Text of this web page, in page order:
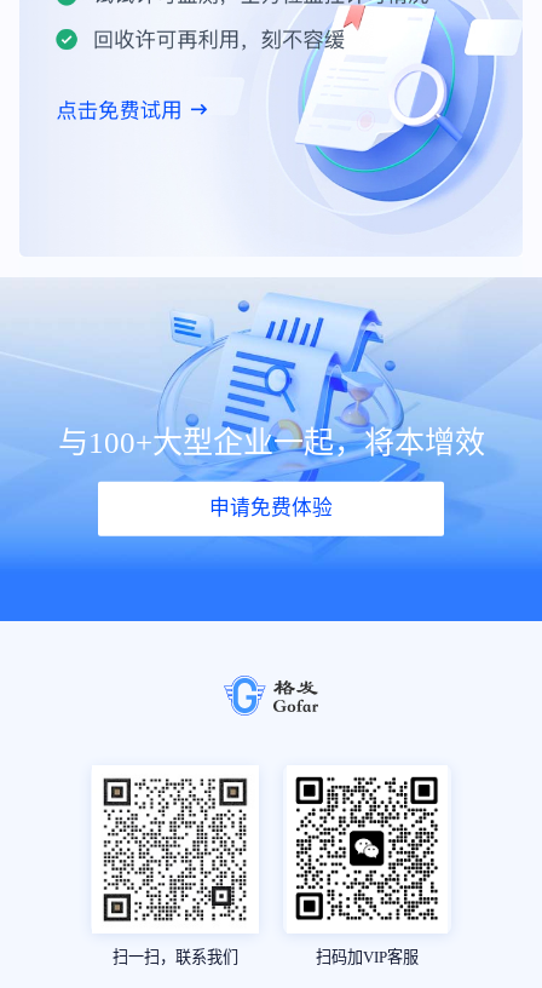
与100+大型企业一起，将本增效
申请免费体验
扫一扫，联系我们 扫码加VIP客服